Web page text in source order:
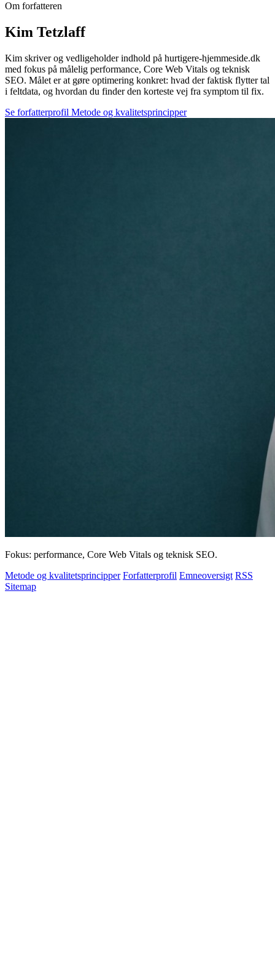
Om forfatteren
Kim Tetzlaff
Kim skriver og vedligeholder indhold på hurtigere-hjemmeside.dk
med fokus på målelig performance, Core Web Vitals og teknisk
SEO. Målet er at gøre optimering konkret: hvad der faktisk flytter tal
i feltdata, og hvordan du finder den korteste vej fra symptom til fix.
Se forfatterprofil Metode og kvalitetsprincipper
Fokus: performance, Core Web Vitals og teknisk SEO.
Metode og kvalitetsprincipper Forfatterprofil Emneoversigt RSS
Sitemap